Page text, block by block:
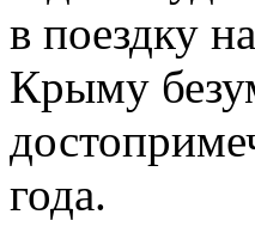
в поездку
Крыму
года.